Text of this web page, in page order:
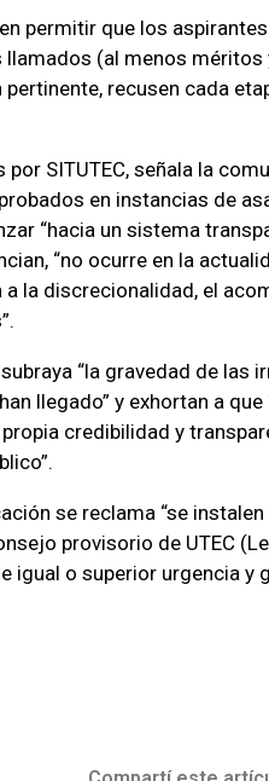
permitir que los
(al menos
recusen cada
SITUTEC, señala la
en instancias de
“hacia un sistema
“no ocurre en la
a la discrecionalidad, el
“la gravedad de las
llegado” y exhortan a
credibilidad y
se reclama “se
provisorio de UTEC
igual o superior urgencia y